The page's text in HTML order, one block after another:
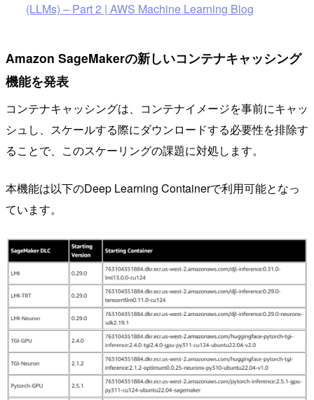
(LLMs) – Part 2 | AWS Machine Learning Blog
Amazon SageMakerの新しいコンテナキャッシング
機能を発表
コンテナキャッシングは、コンテナイメージを事前にキャッ
シュし、スケールする際にダウンロードする必要性を排除す
ることで、このスケーリングの課題に対処します。
本機能は以下のDeep Learning Containerで利用可能となっ
ています。